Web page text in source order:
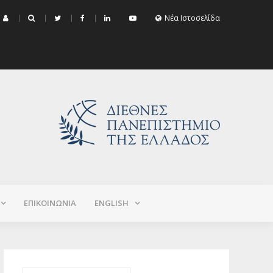
Εξεταστικής Σεπτεμβρίου 2026 (Χειμερινό+Εαρινό 2025-2026)
Νέα Ιστοσελίδα
ΕΠΙΚΟΙΝΩΝΙΑ ΕNGLISH